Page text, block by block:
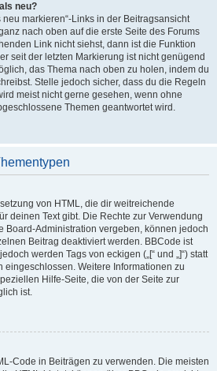
neu?
neu markieren“-Links in der Beitragsansicht
nach oben auf die erste Seite des Forums
Link nicht siehst, dann ist die Funktion
seit der letzten Markierung ist nicht genügend
das Thema nach oben zu holen, indem du
Stelle jedoch sicher, dass du die Regeln
meist nicht gerne gesehen, wenn ohne
Themen geantwortet wird.
von HTML, die dir weitreichende
deinen Text gibt. Die Rechte zur Verwendung
Board-Administration vergeben, können jedoch
Beitrag deaktiviert werden. BBCode ist
werden Tags von eckigen („[“ und „]“) statt
eingeschlossen. Weitere Informationen zu
Hilfe-Seite, die von der Seite zur
ist.
Code in Beiträgen zu verwenden. Die meisten